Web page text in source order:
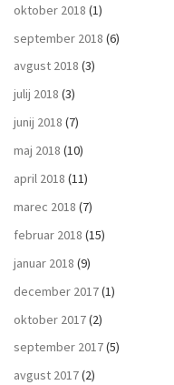
oktober 2018 (1)
september 2018 (6)
avgust 2018 (3)
julij 2018 (3)
junij 2018 (7)
maj 2018 (10)
april 2018 (11)
marec 2018 (7)
februar 2018 (15)
januar 2018 (9)
december 2017(1)
oktober 2017(2)
september 2017(5)
avgust 2017(2)